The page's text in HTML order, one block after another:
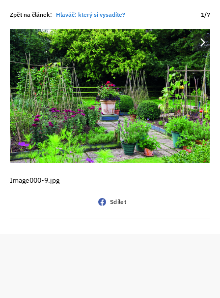
Zpět na článek: Hlaváč: který si vysadíte? 1/7
Image000-9.jpg
Sdílet